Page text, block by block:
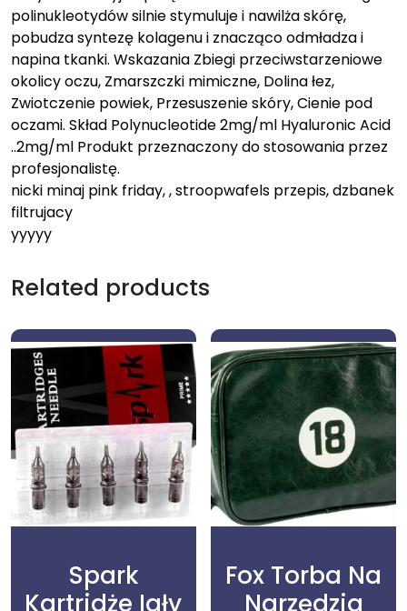
polinukleotydów silnie stymuluje i nawilża skórę,
pobudza syntezę kolagenu i znacząco odmładza i
napina tkanki. Wskazania Zbiegi przeciwstarzeniowe
okolicy oczu, Zmarszczki mimiczne, Dolina łez,
Zwiotczenie powiek, Przesuszenie skóry, Cienie pod
oczami. Skład Polynucleotide 2mg/ml Hyaluronic Acid
..2mg/ml Produkt przeznaczony do stosowania przez
profesjonalistę.
nicki minaj pink friday, , stroopwafels przepis, dzbanek
filtrujacy
yyyyy
Related products
Spark
Kartridże Igły
Fox Torba Na
Narzędzia